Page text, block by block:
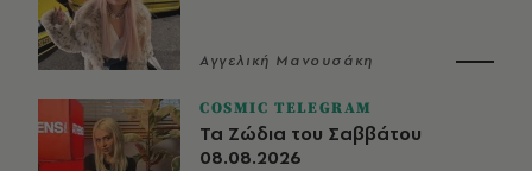
Αγγελική Μανουσάκη
COSMIC TELEGRAM
Τα Ζώδια του Σαββάτου
08.08.2026